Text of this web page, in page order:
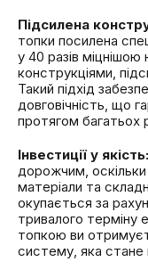
Підсилена
топки посилена
у 40 разів міцнішою
конструкціями,
Такий підхід
довговічність, що
протягом багатьох
Інвестиції у якість:
дорожчим, оскільки
матеріали та
окупається за
тривалого терміну
топкою ви
систему, яка